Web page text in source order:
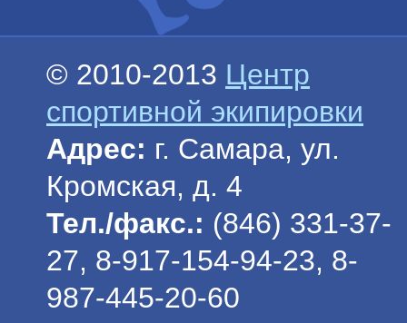
© 2010-2013 Центр
спортивной экипировки
Адрес: г. Самара, ул.
Кромская, д. 4
Тел./факс.: (846) 331-37-
27, 8-917-154-94-23, 8-
987-445-20-60